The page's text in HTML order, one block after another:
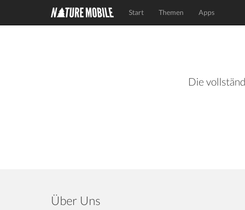
Start Themen Apps
Die
Über Uns